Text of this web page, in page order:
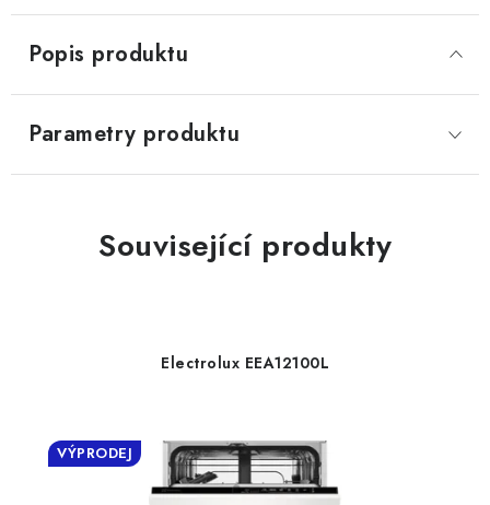
Popis produktu
Parametry produktu
Související produkty
Electrolux EEA12100L
VÝPRODEJ